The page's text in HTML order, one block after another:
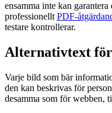
ensamma inte kan
professionellt PDF-
testare kontrollerar.
Alternativtext
Varje bild som bär
den kan beskrivas för
desamma som för webben,